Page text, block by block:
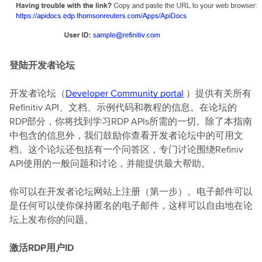
登陆开发者论坛
开发者论坛（Developer Community portal ）提供有关所有
Refinitiv API、文档、示例代码和教程的信息。在论坛的
RDP部分，你将找到学习RDP APIs所需的一切。除了本指南
中包含的信息外，我们鼓励你查看开发者论坛中的可用文
档。这个论坛还包括有一个问答区，专门讨论围绕Refiniv
API使用的一般问题和讨论，并能提供最大帮助。
你可以在开发者论坛网站上注册（第一步）。电子邮件可以
是任何可以使你保持匿名的电子邮件，这样可以自由地在论
坛上发布你的问题。
激活RDP用户ID